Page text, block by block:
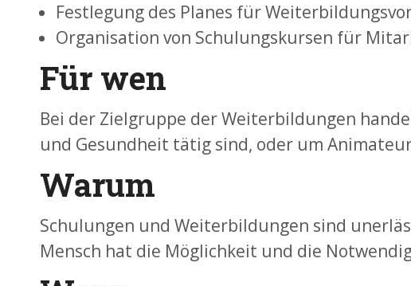
Festlegung des Planes für
Organisation von Schulungskursen für
Für wen
Bei der Zielgruppe der Weiterbildungen
und Gesundheit tätig sind, oder um
Warum
Schulungen und Weiterbildungen sind
Mensch hat die Möglichkeit und die